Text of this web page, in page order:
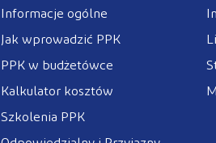
Informacje ogólne
Jak wprowadzić PPK
PPK w budżetówce
Kalkulator kosztów
Szkolenia PPK